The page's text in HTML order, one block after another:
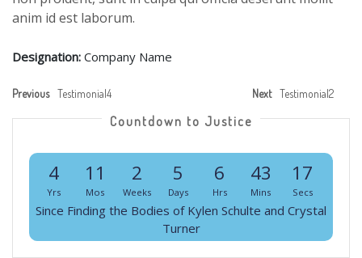
anim id est laborum.
Designation: Company Name
Previous Testimonial4 Next Testimonial2
Countdown to Justice
4
Yrs
11
Mos
2
Weeks
5
Days
6
Hrs
43
Mins
17
Secs
Since Finding the Bodies of Kylen Schulte and Crystal
Turner